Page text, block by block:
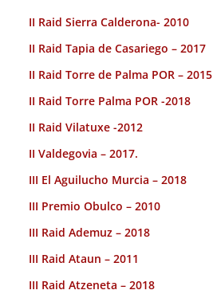
II Raid Sierra Calderona- 2010
II Raid Tapia de Casariego – 2017
II Raid Torre de Palma POR – 2015
II Raid Torre Palma POR -2018
II Raid Vilatuxe -2012
II Valdegovia – 2017.
III El Aguilucho Murcia – 2018
III Premio Obulco – 2010
III Raid Ademuz – 2018
III Raid Ataun – 2011
III Raid Atzeneta – 2018